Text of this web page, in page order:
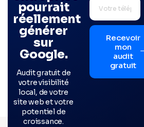
pourrait
réellement
générer
sur
Google.
Audit gratuit de
votre visibilité
local, de votre
site web et votre
potentiel de
croissance.
Recevoir
mon
audit
gratuit